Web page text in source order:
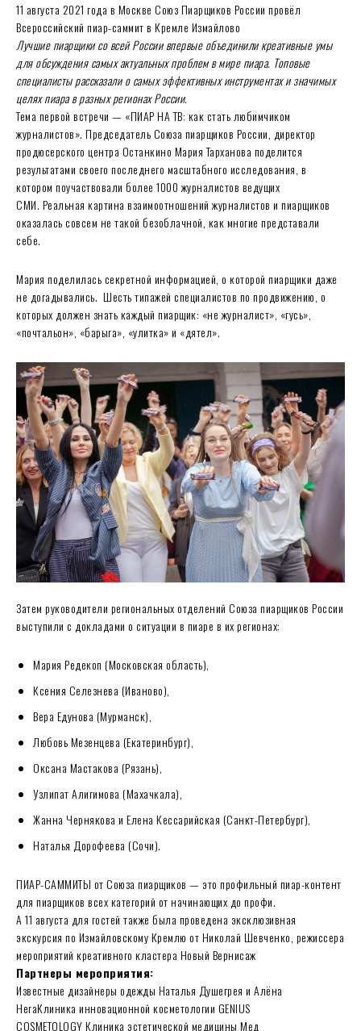
11 августа 2021 года в Москве Союз Пиарщиков России провёл
Всероссийский пиар-саммит в Кремле Измайлово
Лучшие пиарщики со всей России впервые объединили креативные умы
для обсуждения самых актуальных проблем в мире пиара. Топовые
специалисты рассказали о самых эффективных инструментах и значимых
целях пиара в разных регионах России.
Тема первой встречи — «ПИАР НА ТВ: как стать любимчиком
журналистов». Председатель Союза пиарщиков России, директор
продюсерского центра Останкино Мария Тарханова поделится
результатами своего последнего масштабного исследования, в
котором поучаствовали более 1000 журналистов ведущих
СМИ. Реальная картина взаимоотношений журналистов и пиарщиков
оказалась совсем не такой безоблачной, как многие представали
себе.
Мария поделилась секретной информацией, о которой пиарщики даже
не догадывались. Шесть типажей специалистов по продвижению, о
которых должен знать каждый пиарщик: «не журналист», «гусь»,
«почтальон», «барыга», «улитка» и «дятел».
Затем руководители региональных отделений Союза пиарщиков России
выступили с докладами о ситуации в пиаре в их регионах:
Мария Редекоп (Московская область),
Ксения Селезнева (Иваново),
Вера Едунова (Мурманск),
Любовь Мезенцева (Екатеринбург),
Оксана Мастакова (Рязань),
Узлипат Алигимова (Махачкала),
Жанна Чернякова и Елена Кессарийская (Санкт-Петербург),
Наталья Дорофеева (Сочи).
ПИАР-САММИТЫ от Союза пиарщиков — это профильный пиар-контент
для пиарщиков всех категорий от начинающих до профи.
А 11 августа для гостей также была проведена эксклюзивная
экскурсия по Измайловскому Кремлю от Николай Шевченко, режиссера
мероприятий креативного кластера Новый Вернисаж
Партнеры мероприятия:
Известные дизайнеры одежды Наталья Душегрея и Алёна
НегаКлиника инновационной косметологии GENIUS
COSMETOLOGY Клиника эстетической медицины Мед